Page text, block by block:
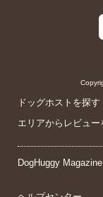
ドッグホストを探す
エリアからレビュー
DogHuggy Magazine